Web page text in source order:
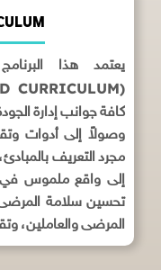
يعتمد هذا
(STANDARD CURRICULUM)
كافة جوانب إدارة
وصولاً إلى أدوات
مجرد التعريف
إلى واقع ملموس في
تحسين سلامة
المرضى والعاملين،